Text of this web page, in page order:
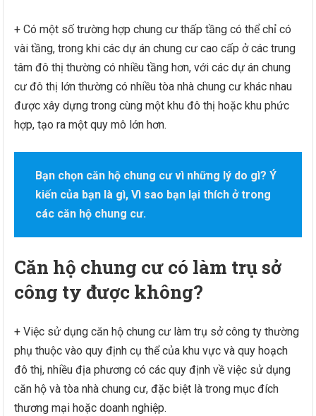
+ Có một số trường hợp chung cư thấp tầng có thể chỉ có
vài tầng, trong khi các dự án chung cư cao cấp ở các trung
tâm đô thị thường có nhiều tầng hơn, với các dự án chung
cư đô thị lớn thường có nhiều tòa nhà chung cư khác nhau
được xây dựng trong cùng một khu đô thị hoặc khu phức
hợp, tạo ra một quy mô lớn hơn.
Bạn chọn căn hộ chung cư vì những lý do gì? Ý
kiến của bạn là gì, Vì sao bạn lại thích ở trong
các căn hộ chung cư.
Căn hộ chung cư có làm trụ sở
công ty được không?
+ Việc sử dụng căn hộ chung cư làm trụ sở công ty thường
phụ thuộc vào quy định cụ thể của khu vực và quy hoạch
đô thị, nhiều địa phương có các quy định về việc sử dụng
căn hộ và tòa nhà chung cư, đặc biệt là trong mục đích
thương mại hoặc doanh nghiệp.